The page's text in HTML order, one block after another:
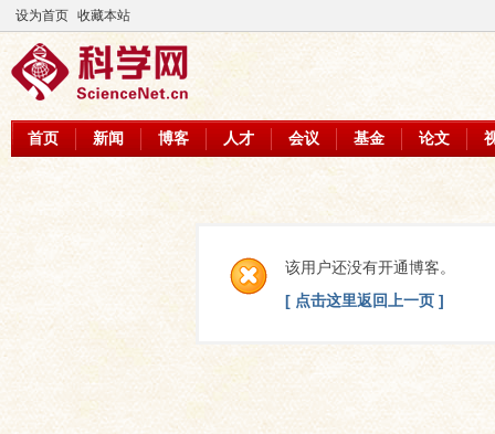
设为首页 收藏本站
首页 新闻 博客 人才 会议 基金 论文
该用户还没有开通博客。
[ 点击这里返回上一页 ]